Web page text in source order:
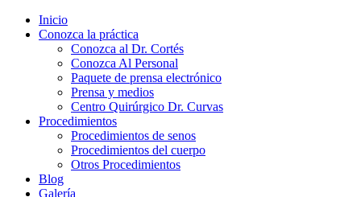
Inicio
Conozca la práctica
Conozca al Dr. Cortés
Conozca Al Personal
Paquete de prensa electrónico
Prensa y medios
Centro Quirúrgico Dr. Curvas
Procedimientos
Procedimientos de senos
Procedimientos del cuerpo
Otros Procedimientos
Blog
Galería